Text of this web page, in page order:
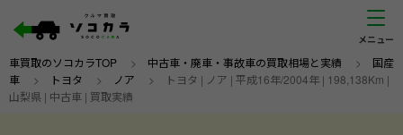
車買取のソコカラTOP > 中古車・廃車・事故車の買取相場と実績 > 国産
車 > トヨタ > ノア >
トヨタ | ノア | 平成16年/2004年 | 198,138Km |
山梨県 | 中古車 | 買取実績